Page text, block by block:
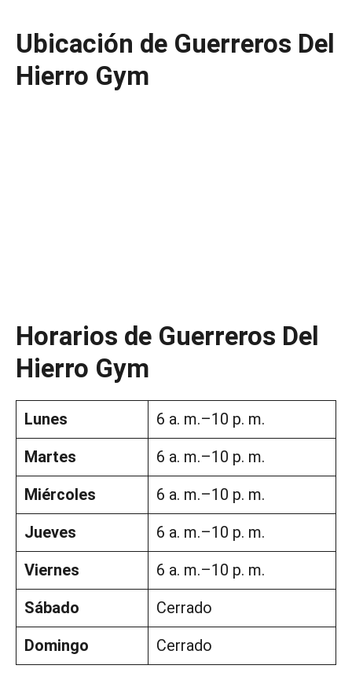
Ubicación de Guerreros Del
Hierro Gym
Horarios de Guerreros Del
Hierro Gym
Lunes
6 a. m.–10 p. m.
Martes
6 a. m.–10 p. m.
Miércoles
6 a. m.–10 p. m.
Jueves
6 a. m.–10 p. m.
Viernes
6 a. m.–10 p. m.
Sábado
Cerrado
Domingo
Cerrado